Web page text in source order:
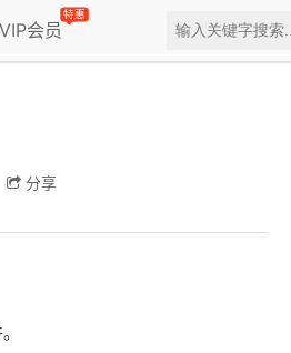
VIP会员
特惠
分享